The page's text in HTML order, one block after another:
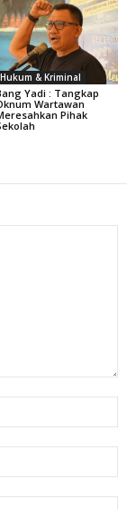
Hukum & Kriminal
Yadi : Tangkap
Wartawan
Pihak